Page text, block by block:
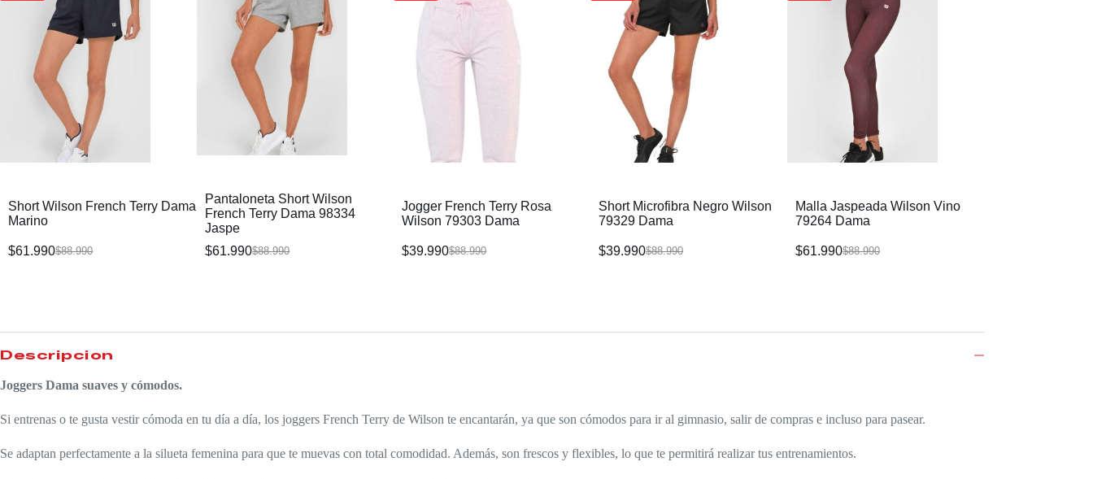
Short Wilson French Terry Dama
Marino
$88.990
$61.990
Pantaloneta Short Wilson
French Terry Dama 98334
Jaspe
$88.990
$61.990
Jogger French Terry Rosa
Wilson 79303 Dama
$88.990
$39.990
Short Microfibra Negro Wilson
79329 Dama
$88.990
$39.990
Malla Jaspeada Wilson Vino
79264 Dama
$88.990
$61.990
Descripción
Joggers Dama suaves y cómodos.
Si entrenas o te gusta vestir cómoda en tu día a día, los joggers French Terry de Wilson te encantarán, ya que son cómodos para ir al gimnasio, salir de compras e incluso para pasear.
Se adaptan perfectamente a la silueta femenina para que te muevas con total comodidad. Además, son frescos y flexibles, lo que te permitirá realizar tus entrenamientos.